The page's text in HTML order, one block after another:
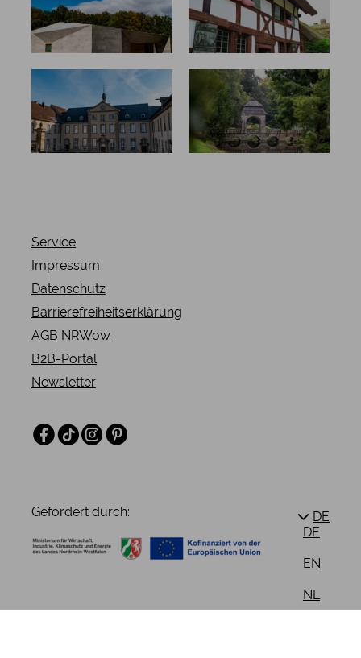
Künstlerhä
user
Regionalmu
seen
Schlösser,
Burgen und
Klöster
Kulturpäck
chen von
A-Z
Service
Impressum
Datenschutz
Barrierefreiheitserklärung
AGB NRWow
B2B-Portal
Newsletter
Facebook
TikTokInstagramPinterest
Gefördert durch:
DE
DE
EN
NL